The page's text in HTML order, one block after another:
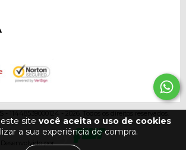
site você aceita o uso de cookies
a sua experiência de compra.
Desenvolvido por